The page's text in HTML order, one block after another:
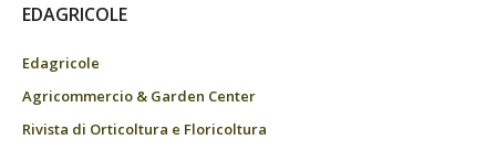
EDAGRICOLE
Edagricole
Agricommercio & Garden Center
Rivista di Orticoltura e Floricoltura